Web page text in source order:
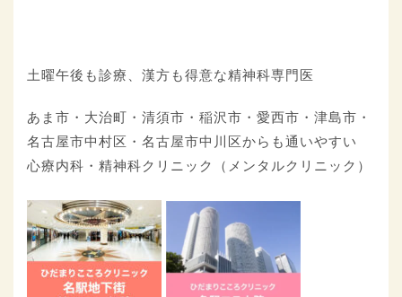
土曜午後も診療、漢方も得意な精神科専門医
あま市・大治町・清須市・稲沢市・愛西市・津島市・
名古屋市中村区・名古屋市中川区からも通いやすい
心療内科・精神科クリニック（メンタルクリニック）